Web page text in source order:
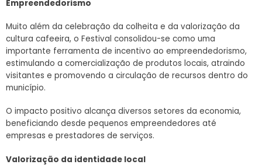
Empreendedorismo
Muito além da celebração da colheita e da valorização da
cultura cafeeira, o Festival consolidou-se como uma
importante ferramenta de incentivo ao empreendedorismo,
estimulando a comercialização de produtos locais, atraindo
visitantes e promovendo a circulação de recursos dentro do
município.
O impacto positivo alcança diversos setores da economia,
beneficiando desde pequenos empreendedores até
empresas e prestadores de serviços.
Valorização da identidade local